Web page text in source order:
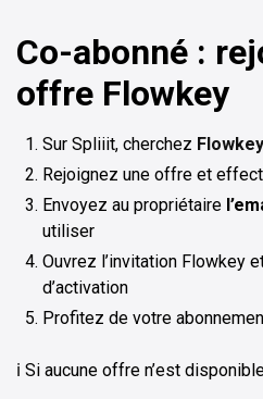
Co-abonné :
offre Flowkey
Sur Spliiit, cherchez Flowkey
Rejoignez une offre et
Envoyez au propriétaire
utiliser
Ouvrez l’invitation Flowkey
d’activation
Profitez de votre
ℹ️ Si aucune offre n’est